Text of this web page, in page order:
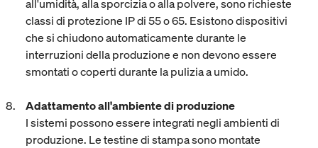
all'umidità, alla sporcizia o alla polvere, sono richieste
classi di protezione IP di 55 o 65. Esistono dispositivi
che si chiudono automaticamente durante le
interruzioni della produzione e non devono essere
smontati o coperti durante la pulizia a umido.
Adattamento all'ambiente di produzione
I sistemi possono essere integrati negli ambienti di
produzione. Le testine di stampa sono montate